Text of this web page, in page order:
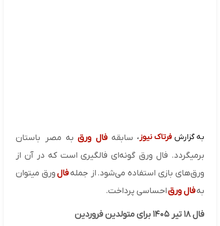
به گزارش فرتاک نیوز ، سابقه فال ورق به مصر باستان
برمیگردد. فال ورق گونه‌ای فالگیری است که در آن از
ورق‌های بازی استفاده می‌شود. از جملهفال‌ورق میتوان
بهفال ورقاحساسی پرداخت.
فال ۱۸ تیر ۱۴۰۵ برای متولدین فروردین